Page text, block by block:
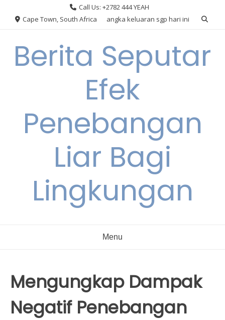
Call Us: +2782 444 YEAH
Cape Town, South Africa
angka keluaran sgp hari ini
Berita Seputar
Efek
Penebangan
Liar Bagi
Lingkungan
Menu
Mengungkap Dampak
Negatif Penebangan